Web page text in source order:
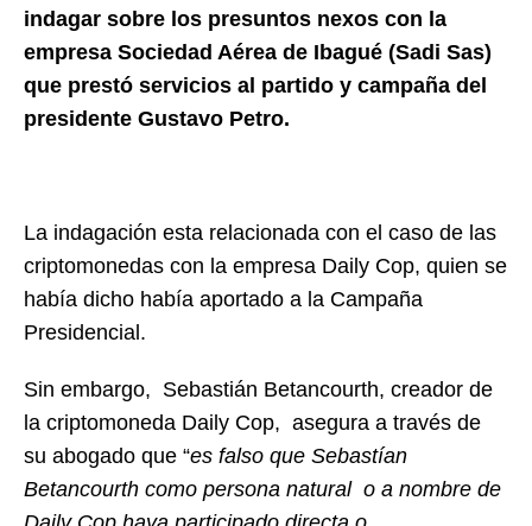
indagar sobre los presuntos nexos con la
empresa Sociedad Aérea de Ibagué (Sadi Sas)
que prestó servicios al partido y campaña del
presidente Gustavo Petro.
La indagación esta relacionada con el caso de las
criptomonedas con la empresa Daily Cop, quien se
había dicho había aportado a la Campaña
Presidencial.
Sin embargo, Sebastián Betancourth, creador de
la criptomoneda Daily Cop, asegura a través de
su abogado que “es falso que Sebastían
Betancourth como persona natural o a nombre de